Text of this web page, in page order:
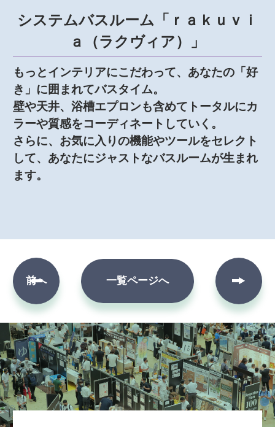
システムバスルーム「ｒａｋｕｖｉ
ａ（ラクヴィア）」
もっとインテリアにこだわって、あなたの「好
き」に囲まれてバスタイム。
壁や天井、浴槽エプロンも含めてトータルにカ
ラーや質感をコーディネートしていく。
さらに、お気に入りの機能やツールをセレクト
して、あなたにジャストなバスルームが生まれ
ます。
前へ 一覧ページへ
次へ